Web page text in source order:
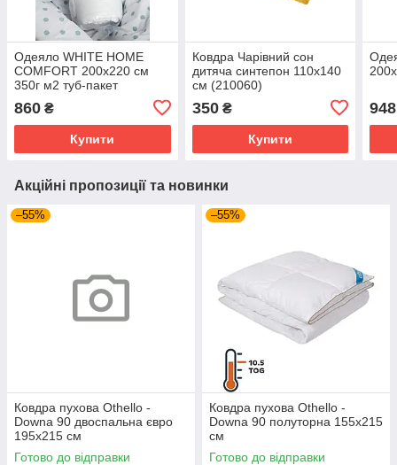
Одеяло WHITE HOME
COMFORT 200х220 см
350г м2 туб-пакет
860 ₴
Купити
Ковдра Чарівний сон
дитяча синтепон 110х140
см (210060)
350₴
Купити
948
Акційні пропозиції та новинки
–55%
Ковдра пухова Othello -
Downa 90 двоспальна євро
195х215 см
Готово до відправки
–55%
Ковдра пухова Othello -
Downa 90 полуторна 155х215
см
Готово до відправки